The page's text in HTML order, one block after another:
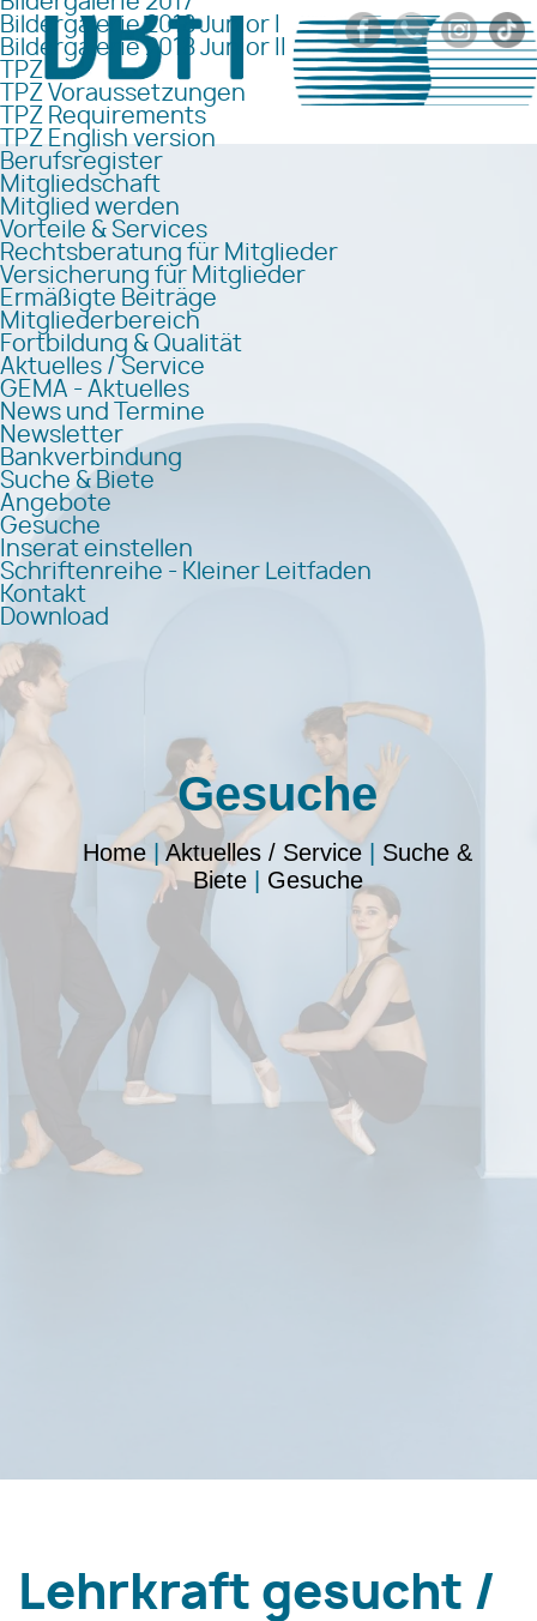
Bildergalerie 2018 Junior I
Bildergalerie 2018 Junior II
TPZ
TPZ Voraussetzungen
TPZ Requirements
TPZ English version
Berufsregister
Mitgliedschaft
Mitglied werden
Vorteile & Services
Rechtsberatung für Mitglieder
Versicherung für Mitglieder
Ermäßigte Beiträge
Mitgliederbereich
Fortbildung & Qualität
Aktuelles / Service
GEMA - Aktuelles
News und Termine
Newsletter
Bankverbindung
Suche & Biete
Angebote
Gesuche
Inserat einstellen
Schriftenreihe - Kleiner Leitfaden
Kontakt
Download
Gesuche
Home |Aktuelles / Service
Suche &
Biete| Gesuche
Lehrkraft gesucht /